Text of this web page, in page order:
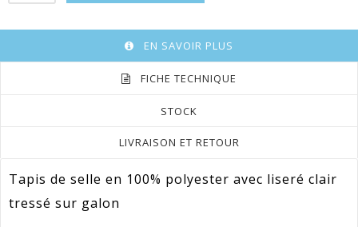
EN SAVOIR PLUS
FICHE TECHNIQUE
STOCK
LIVRAISON ET RETOUR
Tapis de selle en 100% polyester avec liseré clair
tressé sur galon